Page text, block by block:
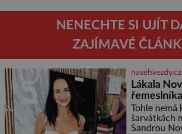
NENECHTE SI UJÍT
ZAJÍMAVÉ
nasehvezdy.cz
Lákala
tělo!
Tohle nemá
šarvátkách
Sandrou